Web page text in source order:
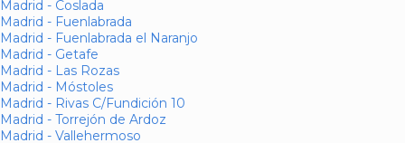
Madrid - Coslada
Madrid - Fuenlabrada
Madrid - Fuenlabrada el Naranjo
Madrid - Getafe
Madrid - Las Rozas
Madrid - Móstoles
Madrid - Rivas C/Fundición 10
Madrid - Torrejón de Ardoz
Madrid - Vallehermoso